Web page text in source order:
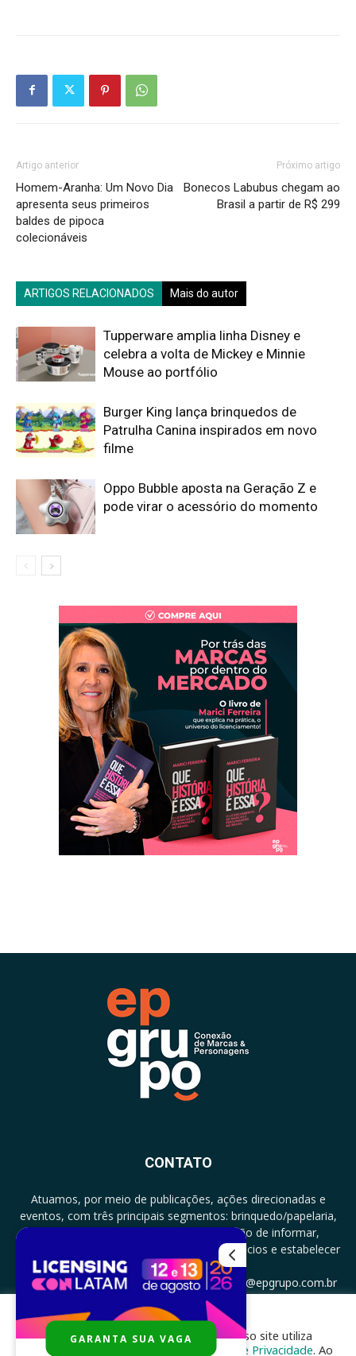
Artigo anterior
Homem-Aranha: Um Novo Dia
apresenta seus primeiros
baldes de pipoca
colecionáveis
Próximo artigo
Bonecos Labubus chegam ao
Brasil a partir de R$ 299
ARTIGOS RELACIONADOS Mais do autor
Tupperware amplia linha Disney e
celebra a volta de Mickey e Minnie
Mouse ao portfólio
Burger King lança brinquedos de
Patrulha Canina inspirados em novo
filme
Oppo Bubble aposta na Geração Z e
pode virar o acessório do momento
CONTATO
Atuamos, por meio de publicações, ações direcionadas e
eventos, com três principais segmentos: brinquedo/papelaria,
licenciamento e zero a três com a missão de informar,
documentar, proporcionar encontro de negócios e estabelecer
parcerias.
CONTATO: +5511994513097 - atendimento@epgrupo.com.br
SIGA-NOS
Para melhor experiência e navegação, nosso site utiliza
cookies, de acordo com a nossa
Política de Privacidade. Ao
GARANTA SUA VAGA